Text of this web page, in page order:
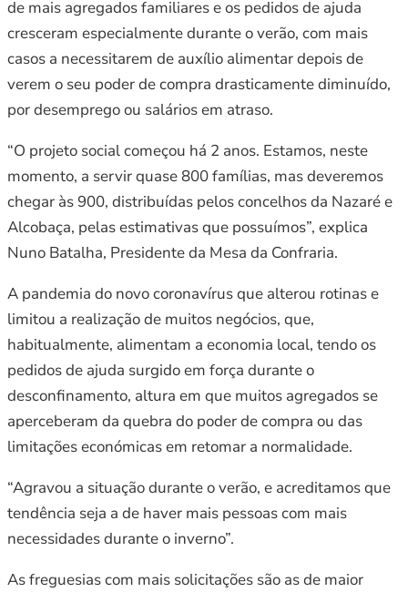
de mais agregados familiares e os pedidos de ajuda
cresceram especialmente durante o verão, com mais
casos a necessitarem de auxílio alimentar depois de
verem o seu poder de compra drasticamente diminuído,
por desemprego ou salários em atraso.
“O projeto social começou há 2 anos. Estamos, neste
momento, a servir quase 800 famílias, mas deveremos
chegar às 900, distribuídas pelos concelhos da Nazaré e
Alcobaça, pelas estimativas que possuímos”, explica
Nuno Batalha, Presidente da Mesa da Confraria.
A pandemia do novo coronavírus que alterou rotinas e
limitou a realização de muitos negócios, que,
habitualmente, alimentam a economia local, tendo os
pedidos de ajuda surgido em força durante o
desconfinamento, altura em que muitos agregados se
aperceberam da quebra do poder de compra ou das
limitações económicas em retomar a normalidade.
“Agravou a situação durante o verão, e acreditamos que
tendência seja a de haver mais pessoas com mais
necessidades durante o inverno”.
As freguesias com mais solicitações são as de maior